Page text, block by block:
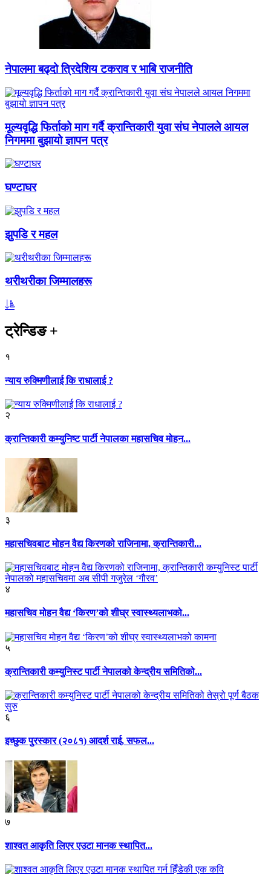
नेपालमा बढ्दो त्रिदेशिय टकराव र भाबि राजनीति
मूल्यवृद्धि फिर्ताको माग गर्दै क्रान्तिकारी युवा संघ नेपालले आयल
निगममा बुझायो ज्ञापन पत्र
घण्टाघर
झुपडि र महल
थरीथरीका जिम्मालहरू
ट्रेन्डिङ+
१
न्याय रुक्मिणीलाई कि राधालाई ?
२
क्रान्तिकारी कम्युनिष्ट पार्टी नेपालका महासचिव मोहन...
३
महासचिवबाट मोहन वैद्य किरणको राजिनामा, क्रान्तिकारी...
४
महासचिव मोहन वैद्य ‘किरण’को शीघ्र स्वास्थ्यलाभको...
५
क्रान्तिकारी कम्युनिस्ट पार्टी नेपालको केन्द्रीय समितिको...
६
इच्छुक पुरस्कार (२०८१) आदर्श राई, सफल...
७
शाश्वत आकृति लिएर एउटा मानक स्थापित...